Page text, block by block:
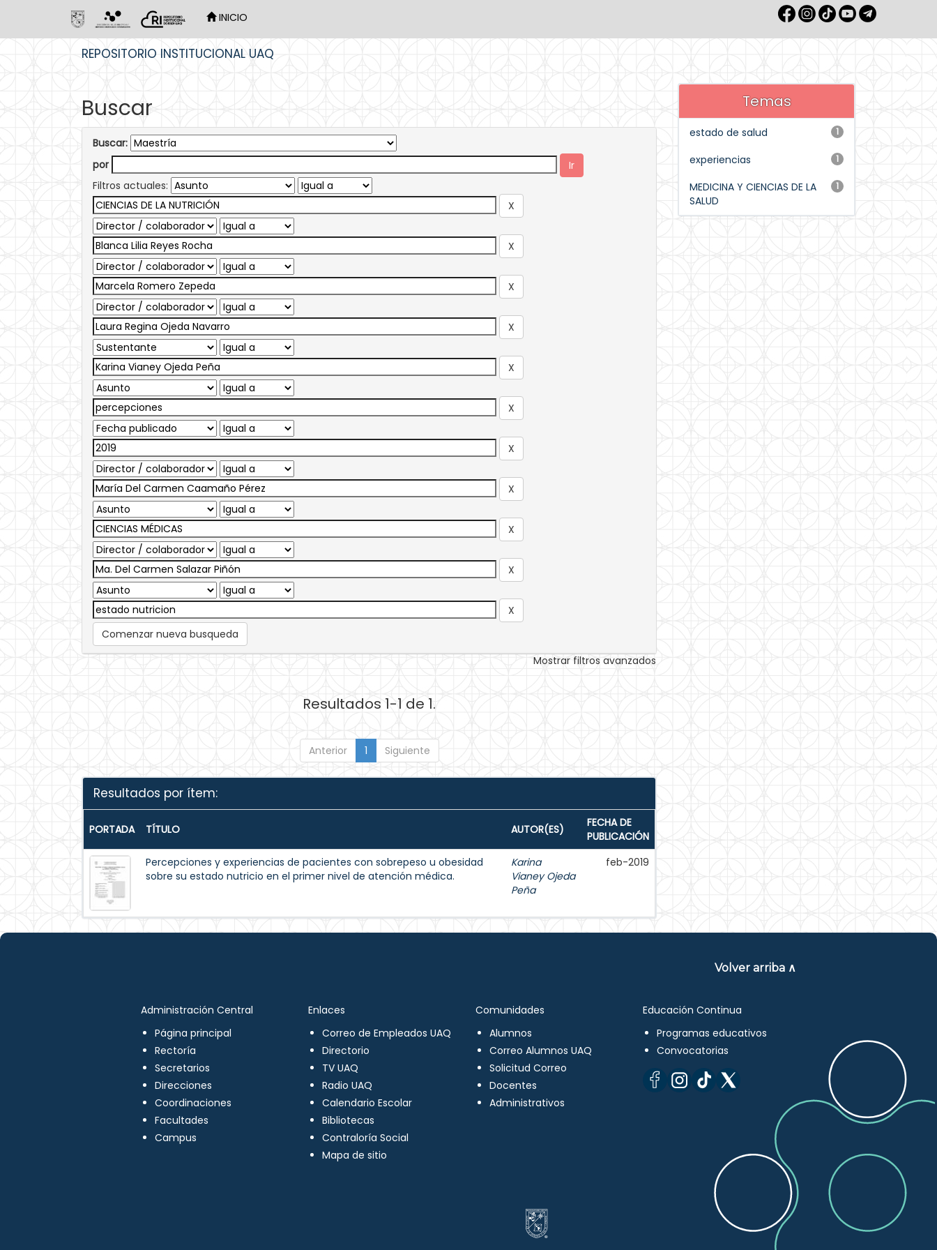
INICIO
REPOSITORIO INSTITUCIONAL UAQ
Buscar
Buscar:
por
Filtros actuales:
Comenzar nueva busqueda
Mostrar filtros avanzados
Resultados 1-1 de 1.
Anterior 1 Siguiente
Resultados por ítem:
PORTADA TÍTULO AUTOR(ES)
FECHA DE
PUBLICACIÓN
Percepciones y experiencias de pacientes con sobrepeso u obesidad
sobre su estado nutricio en el primer nivel de atención médica.
Karina
Vianey Ojeda
Peña
feb-2019
Temas
1
estado de salud
1
experiencias
1
MEDICINA Y CIENCIAS DE LA
SALUD
Volver arriba ∧
Administración Central
Página principal
Rectoría
Secretarios
Direcciones
Coordinaciones
Facultades
Campus
Enlaces
Correo de Empleados UAQ
Directorio
TV UAQ
Radio UAQ
Calendario Escolar
Bibliotecas
Contraloría Social
Mapa de sitio
Comunidades
Alumnos
Correo Alumnos UAQ
Solicitud Correo
Docentes
Administrativos
Educación Continua
Programas educativos
Convocatorias